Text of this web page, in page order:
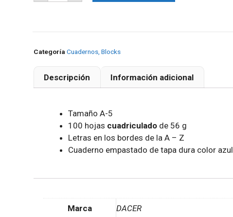
Categoría Cuadernos, Blocks
Descripción Información adicional
Tamaño A-5
100 hojas cuadriculado de 56 g
Letras en los bordes de la A – Z
Cuaderno empastado de tapa dura color azul
Marca DACER